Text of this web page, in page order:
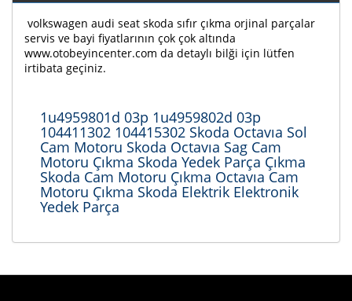
volkswagen audi seat skoda sıfır çıkma orjinal parçalar
servis ve bayi fiyatlarının çok çok altında
www.otobeyincenter.com da detaylı bilği için lütfen
irtibata geçiniz.
1u4959801d 03p 1u4959802d 03p
104411302 104415302 Skoda Octavıa Sol
Cam Motoru Skoda Octavıa Sag Cam
Motoru Çıkma Skoda Yedek Parça Çıkma
Skoda Cam Motoru Çıkma Octavıa Cam
Motoru Çıkma Skoda Elektrik Elektronik
Yedek Parça